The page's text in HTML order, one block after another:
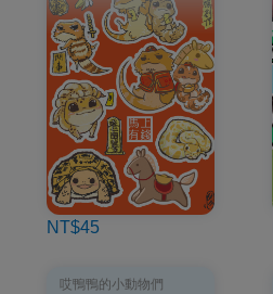
NT$45
哎鴨鴨的小動物們